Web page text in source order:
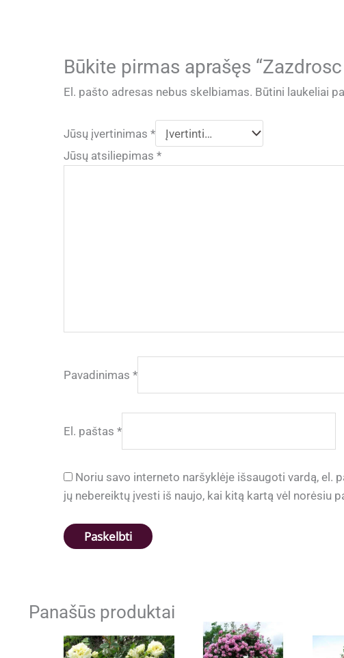
Būkite pirmas aprašęs
El. pašto adresas nebus skelbiamas. Būtini laukeliai
Jūsų įvertinimas *
Jūsų atsiliepimas *
Pavadinimas *
El. paštas *
Noriu savo interneto naršyklėje išsaugoti vardą, el.
jų nebereiktų įvesti iš naujo, kai kitą kartą vėl norėsiu
Panašūs produktai